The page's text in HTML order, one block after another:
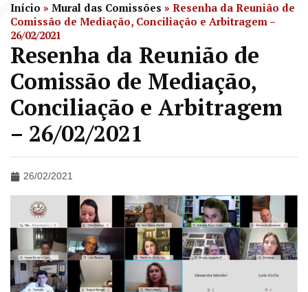
Início » Mural das Comissões » Resenha da Reunião de
Comissão de Mediação, Conciliação e Arbitragem –
26/02/2021
Resenha da Reunião de
Comissão de Mediação,
Conciliação e Arbitragem
– 26/02/2021
26/02/2021